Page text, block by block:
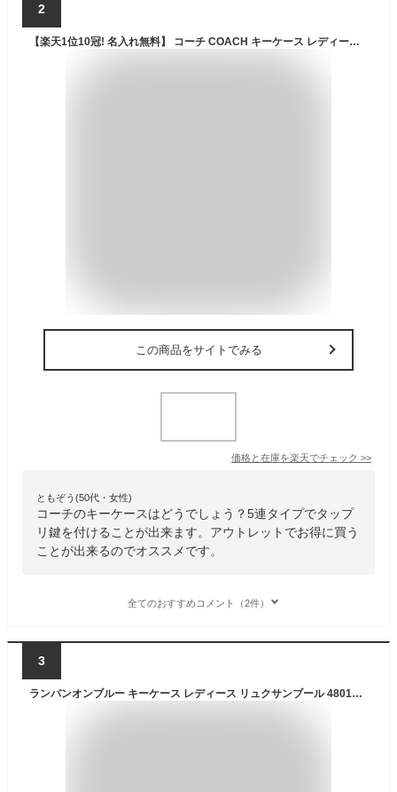
2
【楽天1位10冠! 名入れ無料】 コーチ COACH キーケース レディース 名入れ 名前入り ブランド 5連 おしゃれ キーホルダー キーリング CR835 アウトレット 公式 シグネチャー レザー フローラル 花柄 ブランドキーケース
この商品をサイトでみる
価格と在庫を楽天でチェック >>
ともぞう(50代・女性)
コーチのキーケースはどうでしょう？5連タイプでタップ
リ鍵を付けることが出来ます。アウトレットでお得に買う
ことが出来るのでオススメです。
全てのおすすめコメント（2件）
3
ランバンオンブルー キーケース レディース リュクサンブール 480115 本革 レザー コンパクト スマートキー対応 4連フック カードポケット付き パスケース ICカード 定期入れ 通勤 通学 車 鍵[即日発送]